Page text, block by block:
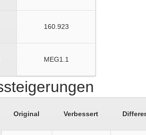
160.923
MEG1.1
Original Verbessert